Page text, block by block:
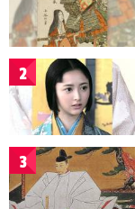
2
3